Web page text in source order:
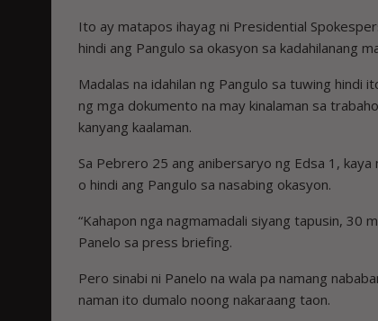
Ito ay matapos ihayag ni Presidential
hindi ang Pangulo sa okasyon sa kadahilanang
Madalas na idahilan ng Pangulo sa tuwing hindi
ng mga dokumento na may kinalaman sa
kanyang kaalaman.
Sa Pebrero 25 ang anibersaryo ng Edsa 1,
o hindi ang Pangulo sa nasabing okasyon.
“Kahapon nga nagmamadali siyang tapusin, 30
Panelo sa press briefing.
Pero sinabi ni Panelo na wala pa namang
naman ito dumalo noong nakaraang taon.